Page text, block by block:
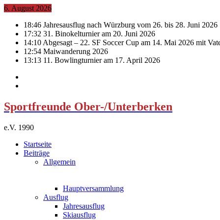
6. August 2026
18:46 Jahresausflug nach Würzburg vom 26. bis 28. Juni 2026
17:32 31. Binokelturnier am 20. Juni 2026
14:10 Abgesagt – 22. SF Soccer Cup am 14. Mai 2026 mit
12:54 Maiwanderung 2026
13:13 11. Bowlingturnier am 17. April 2026
Sportfreunde Ober-/Unterberken
e.V. 1990
Startseite
Beiträge
Allgemein
Hauptversammlung
Ausflug
Jahresausflug
Skiausflug